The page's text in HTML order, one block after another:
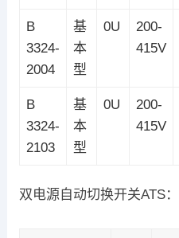
B
3324-
2004
基
本
型
0U
200-
415V
B
3324-
2103
基
本
型
0U
200-
415V
双电源自动切换开关ATS：